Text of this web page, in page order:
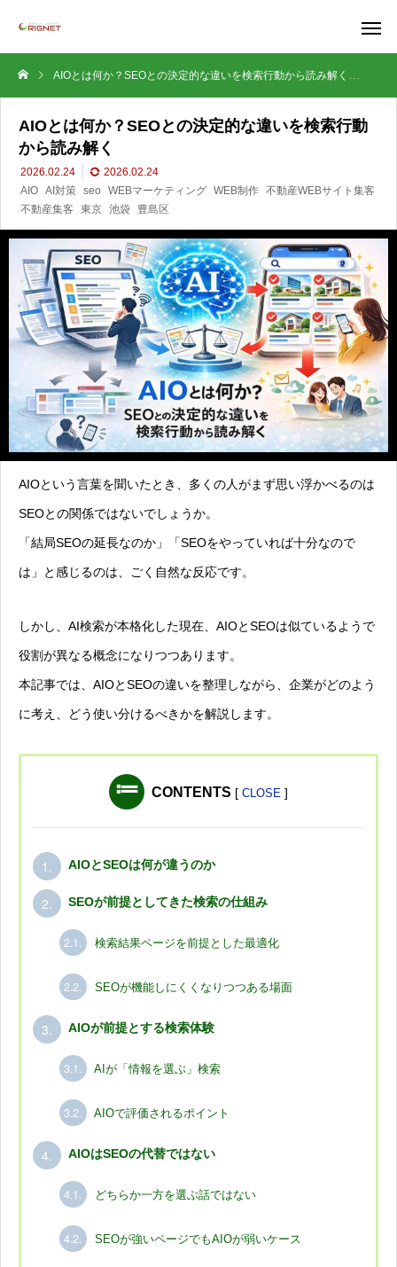
AIOとは何か？SEOとの決定的な違いを検索行動から読み解く
AIOとは何か？SEOとの決定的な違いを検索行動
から読み解く
2026.02.24
2026.02.24
AIO AI対策 seo WEBマーケティング WEB制作 不動産WEBサイト集客
不動産集客
東京 池袋 豊島区
AIOという言葉を聞いたとき、多くの人がまず思い浮かべるのは
SEOとの関係ではないでしょうか。
「結局SEOの延長なのか」「SEOをやっていれば十分なので
は」と感じるのは、ごく自然な反応です。
しかし、AI検索が本格化した現在、AIOとSEOは似ているようで
役割が異なる概念になりつつあります。
本記事では、AIOとSEOの違いを整理しながら、企業がどのよう
に考え、どう使い分けるべきかを解説します。
CONTENTS [ CLOSE ]
1. AIOとSEOは何が違うのか
2. SEOが前提としてきた検索の仕組み
2.1. 検索結果ページを前提とした最適化
2.2. SEOが機能しにくくなりつつある場面
3. AIOが前提とする検索体験
3.1. AIが「情報を選ぶ」検索
3.2. AIOで評価されるポイント
4. AIOはSEOの代替ではない
4.1. どちらか一方を選ぶ話ではない
4.2. SEOが強いページでもAIOが弱いケース